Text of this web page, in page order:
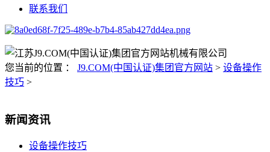
联系我们
您当前的位置 ： J9.COM(中国认证)集团官方网站 > 设备操作
技巧 >
新闻资讯
设备操作技巧